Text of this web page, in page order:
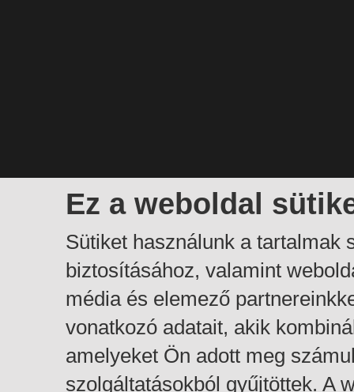
Ez a weboldal
Sütiket használunk a tartalmak
biztosításához, valamint
média és elemező
vonatkozó adatait, akik
amelyeket Ön adott meg
szolgáltatásokból gyűjtöttek. A